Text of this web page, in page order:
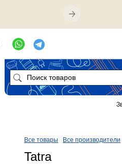
Все товары Все производители
Tatra